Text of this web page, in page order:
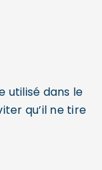
utilisé dans le
qu’il ne tire